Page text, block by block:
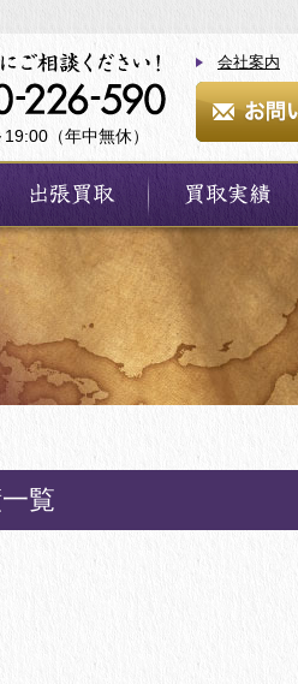
（年中無休）
会社案内
覧